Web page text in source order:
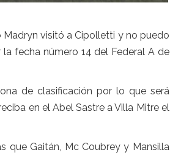
visitó a Cipolletti y no puedo
fecha número 14 del Federal A de
de clasificación por lo que será
en el Abel Sastre a Villa Mitre el
que Gaitán, Mc Coubrey y Mansilla